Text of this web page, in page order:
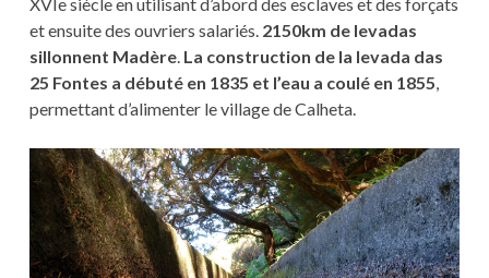
et ensuite des ouvriers salariés. 2150km de levadas
sillonnent Madère. La construction de la levada das
25 Fontes a débuté en 1835 et l’eau a coulé en 1855,
permettant d’alimenter le village de Calheta.